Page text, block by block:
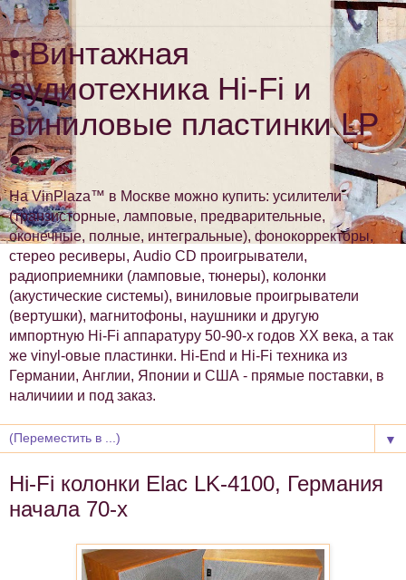
• Винтажная
аудиотехника Hi-Fi и
виниловые пластинки LP
•
На VinPlaza™ в Москве можно купить: усилители
(транзисторные, ламповые, предварительные,
оконечные, полные, интегральные), фонокорректоры,
стерео ресиверы, Audio CD проигрыватели,
радиоприемники (ламповые, тюнеры), колонки
(акустические системы), виниловые проигрыватели
(вертушки), магнитофоны, наушники и другую
импортную Hi-Fi аппаратуру 50-90-х годов XX века, а так
же vinyl-овые пластинки. Hi-End и Hi-Fi техника из
Германии, Англии, Японии и США - прямые поставки, в
наличиии и под заказ.
▼
Hi-Fi колонки Elac LK-4100, Германия
начала 70-х